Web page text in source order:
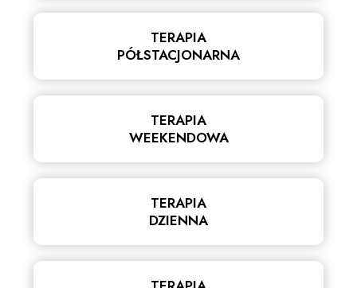
TERAPIA
PÓŁSTACJONARNA
TERAPIA
WEEKENDOWA
TERAPIA
DZIENNA